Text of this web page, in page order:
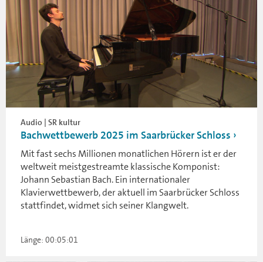
Audio | SR kultur
Bachwettbewerb 2025 im Saarbrücker Schloss
Mit fast sechs Millionen monatlichen Hörern ist er der
weltweit meistgestreamte klassische Komponist:
Johann Sebastian Bach. Ein internationaler
Klavierwettbewerb, der aktuell im Saarbrücker Schloss
stattfindet, widmet sich seiner Klangwelt.
Länge: 00:05:01